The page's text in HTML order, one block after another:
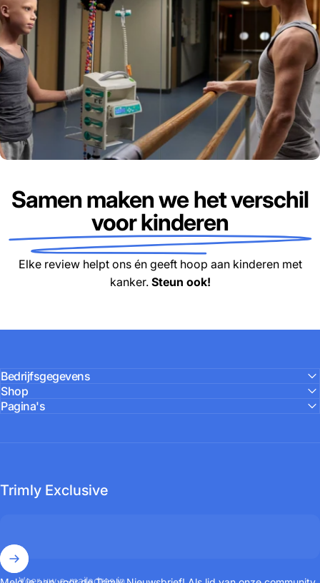
Samen maken we het verschil
voor kinderen
Elke review helpt ons én geeft hoop aan kinderen met
kanker. Steun ook!
Bedrijfsgegevens
Shop
Pagina's
Trimly Exclusive
Voer uw e-mailadres in